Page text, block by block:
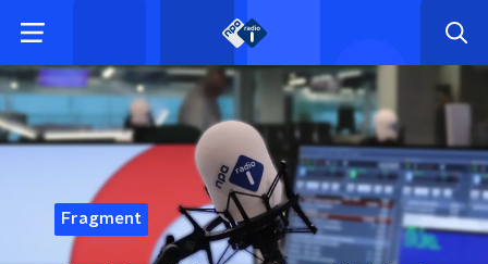
Fragment